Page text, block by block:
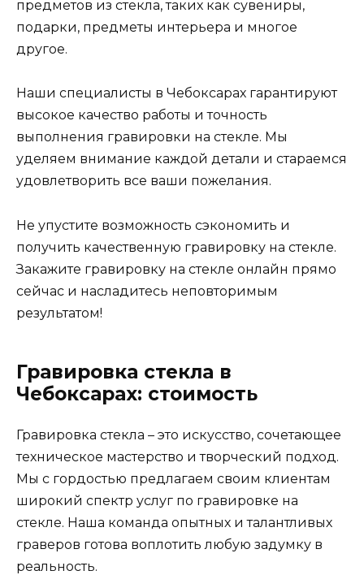
предметов из стекла, таких как сувениры,
подарки, предметы интерьера и многое
другое.
Наши специалисты в Чебоксарах гарантируют
высокое качество работы и точность
выполнения гравировки на стекле. Мы
уделяем внимание каждой детали и стараемся
удовлетворить все ваши пожелания.
Не упустите возможность сэкономить и
получить качественную гравировку на стекле.
Закажите гравировку на стекле онлайн прямо
сейчас и насладитесь неповторимым
результатом!
Гравировка стекла в
Чебоксарах: стоимость
Гравировка стекла – это искусство, сочетающее
техническое мастерство и творческий подход.
Мы с гордостью предлагаем своим клиентам
широкий спектр услуг по гравировке на
стекле. Наша команда опытных и талантливых
граверов готова воплотить любую задумку в
реальность.